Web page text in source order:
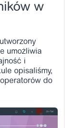
w
umożliwia
i
opisaliśmy,
do